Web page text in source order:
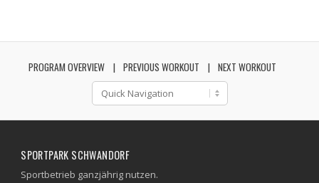
PROGRAM OVERVIEW PREVIOUS WORKOUT NEXT WORKOUT
SPORTPARK SCHWANDORF
Sportbetrieb ganzjährig nutzen.